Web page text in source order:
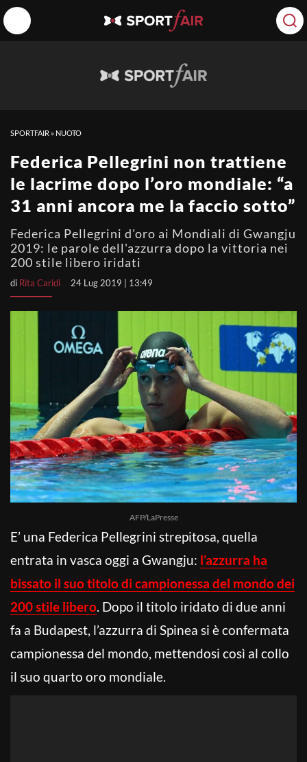
SPORTFAIR » NUOTO
Federica Pellegrini non trattiene
le lacrime dopo l’oro mondiale: “a
31 anni ancora me la faccio sotto”
Federica Pellegrini d'oro ai Mondiali di Gwangju
2019: le parole dell'azzurra dopo la vittoria nei
200 stile libero iridati
di Rita Caridi 24 Lug 2019 | 13:49
AFP/LaPresse
E’ una Federica Pellegrini strepitosa, quella
entrata in vasca oggi a Gwangju: l’azzurra ha
bissato il suo titolo di campionessa del mondo dei
200 stile libero. Dopo il titolo iridato di due anni
fa a Budapest, l’azzurra di Spinea si è confermata
campionessa del mondo, mettendosi così al collo
il suo quarto oro mondiale.